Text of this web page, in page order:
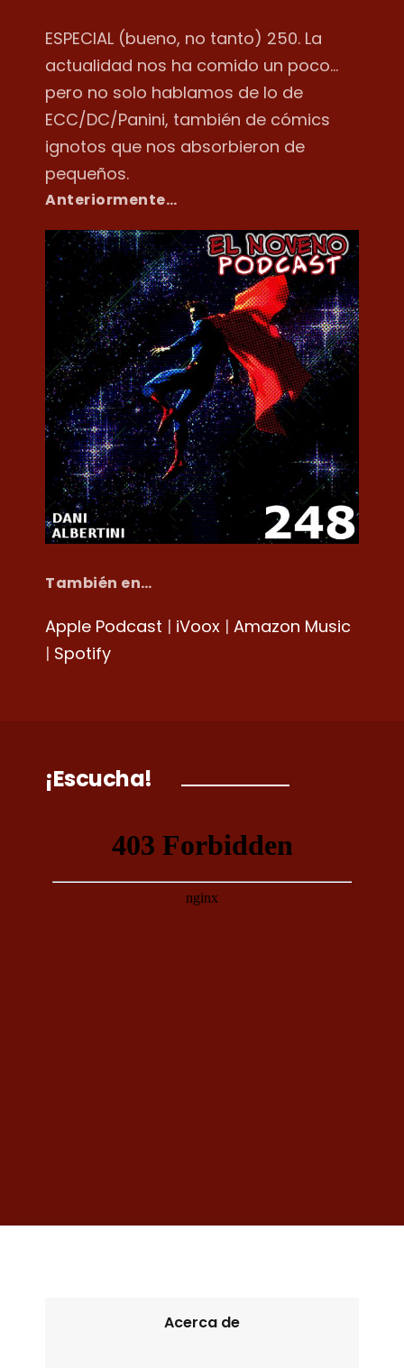
ESPECIAL (bueno, no tanto) 250. La
actualidad nos ha comido un poco...
pero no solo hablamos de lo de
ECC/DC/Panini, también de cómics
ignotos que nos absorbieron de
pequeños.
Anteriormente…
También en…
Apple Podcast | iVoox | Amazon Music
| Spotify
¡Escucha!
Acerca de